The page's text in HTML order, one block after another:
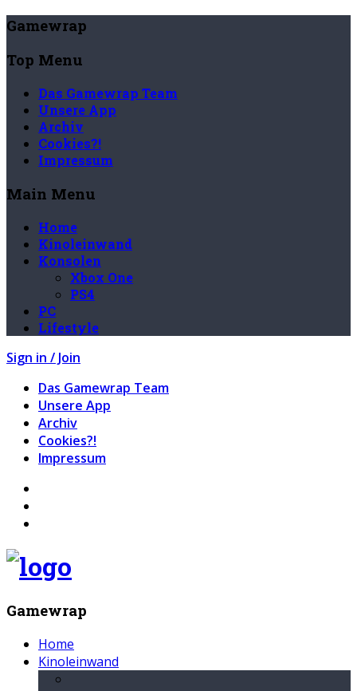
Gamewrap
Top Menu
Das Gamewrap Team
Unsere App
Archiv
Cookies?!
Impressum
Main Menu
Home
Kinoleinwand
Konsolen
Xbox One
PS4
PC
Lifestyle
Sign in / Join
Das Gamewrap Team
Unsere App
Archiv
Cookies?!
Impressum
Gamewrap
Home
Kinoleinwand